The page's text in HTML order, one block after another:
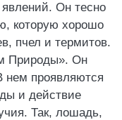
явлений. Он тесно
которую хорошо
пчел и термитов.
Природы». Он
нем проявляются
и действие
Так, лошадь,